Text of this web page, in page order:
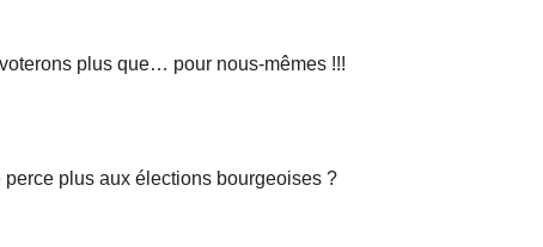
plus que… pour nous-mêmes !!!
plus aux élections bourgeoises ?